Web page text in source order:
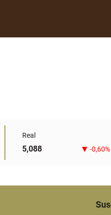
Real
5,088 -0,60%